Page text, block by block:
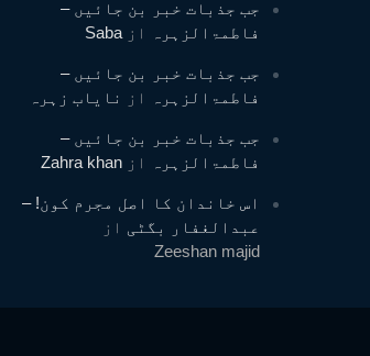
جب جذبات خبر بن جائیں –
فاطمۃالزہرہ
ازSaba
جب جذبات خبر بن جائیں –
فاطمۃالزہرہ
از نایاب زہرہ
جب جذبات خبر بن جائیں –
فاطمۃالزہرہ
ازZahra khan
اس خاندان کا اصل مجرم کون! –
عبدالغفار بگٹی از
Zeeshan majid